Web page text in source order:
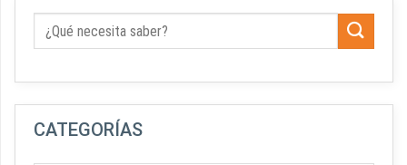
CATEGORÍAS